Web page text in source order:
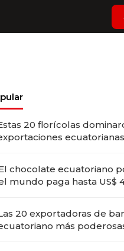
20 florícolas
chocolate ecuatoriano
mundo paga hasta US$
20 exportadoras de
más